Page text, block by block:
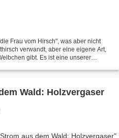
Frau vom Hirsch", was aber nicht
verwandt, aber eine eigene Art,
gibt. Es ist eine unserer
Wald: Holzvergaser